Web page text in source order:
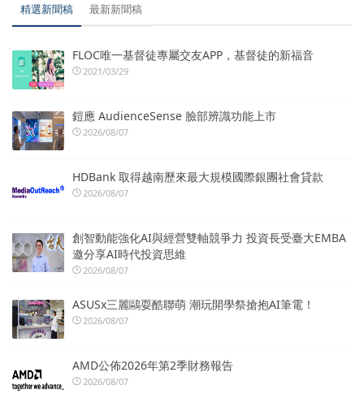
精選新聞稿 最新新聞稿
FLOC唯一基督徒專屬交友APP，基督徒的新福音
2021/03/29
鎧應 AudienceSense 臉部辨識功能上市
2026/08/07
HDBank 取得越南歷來最大規模國際銀團社會貸款
2026/08/07
創智動能強化AI與經營雙軸競爭力 投資長受臺大EMBA
邀分享AI時代投資思維
2026/08/07
ASUSx三麗鷗耍酷聯萌 潮玩開學祭搶抱AI筆電！
2026/08/07
AMD公佈2026年第2季財務報告
2026/08/07